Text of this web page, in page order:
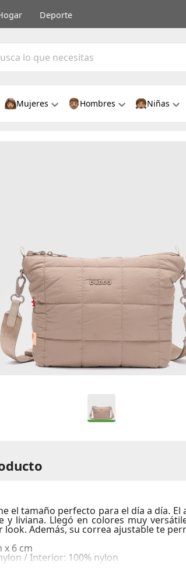
Deporte
Mujeres Hombres Niñas
el tamaño perfecto para el día a día.
y liviana. Llegó en colores muy
Además, su correa ajustable te
x 6 cm
/ Interior: 100% nylon